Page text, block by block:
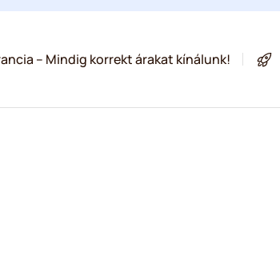
– Mindig korrekt árakat kínálunk!